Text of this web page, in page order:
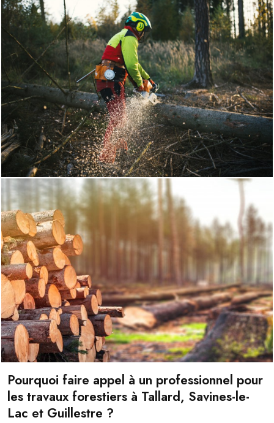
Pourquoi faire appel à un professionnel pour
les travaux forestiers à Tallard, Savines-le-
Lac et Guillestre ?